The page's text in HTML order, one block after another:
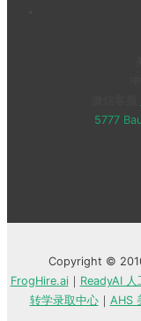
5777
Copyright ©
FrogHire.ai｜ ReadyAI
转学录取中心｜ AHS